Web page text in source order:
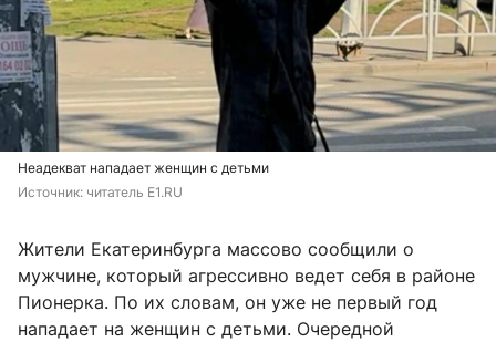
Неадекват нападает женщин с детьми
Источник: читатель E1.RU
Жители Екатеринбурга массово сообщили о
мужчине, который агрессивно ведет себя в районе
Пионерка. По их словам, он уже не первый год
нападает на женщин с детьми. Очередной